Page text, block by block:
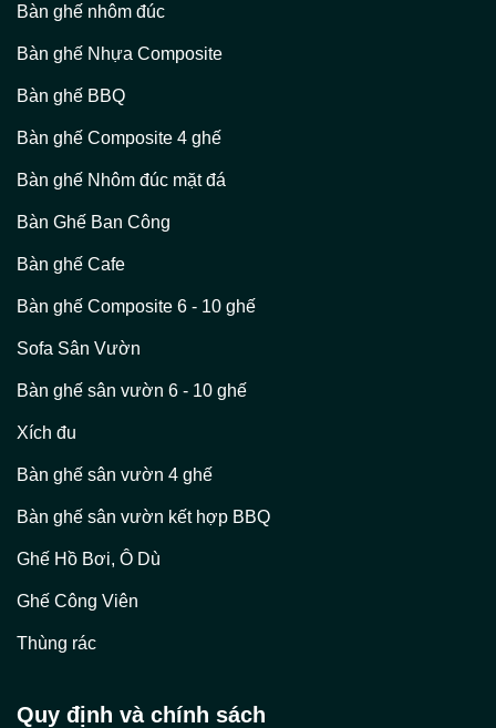
Bàn ghế nhôm đúc
Bàn ghế Nhựa Composite
Bàn ghế BBQ
Bàn ghế Composite 4 ghế
Bàn ghế Nhôm đúc mặt đá
Bàn Ghế Ban Công
Bàn ghế Cafe
Bàn ghế Composite 6 - 10 ghế
Sofa Sân Vườn
Bàn ghế sân vườn 6 - 10 ghế
Xích đu
Bàn ghế sân vườn 4 ghế
Bàn ghế sân vườn kết hợp BBQ
Ghế Hồ Bơi, Ô Dù
Ghế Công Viên
Thùng rác
Quy định và chính sách